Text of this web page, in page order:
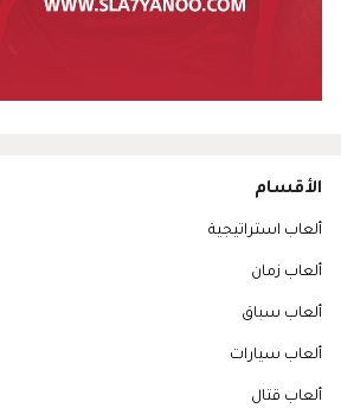
الأقسام
ألعاب استراتيجية
ألعاب زمان
ألعاب سباق
ألعاب سيارات
ألعاب قتال